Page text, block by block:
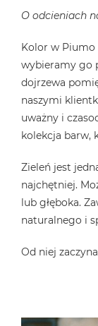
O odcieniach
Kolor w Piumo
wybieramy go
dojrzewa
naszymi
uważny i
kolekcja barw,
Zieleń jest
najchętniej.
lub głęboka.
naturalnego i
Od niej